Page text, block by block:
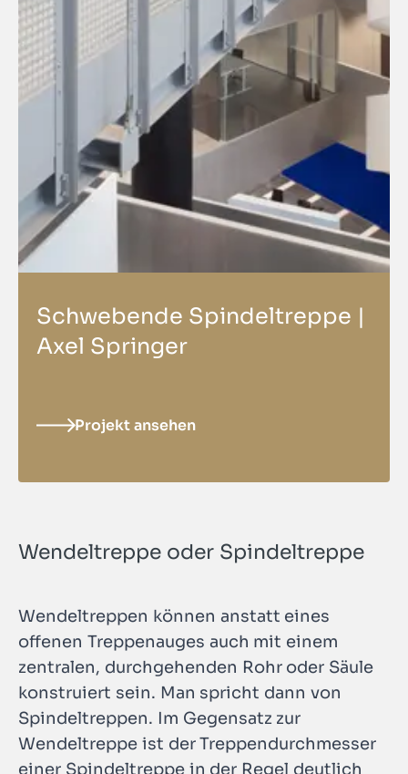
Schwebende Spindeltreppe |
Axel Springer
Projekt ansehen
Wendeltreppe oder Spindeltreppe
Wendeltreppen können anstatt eines
offenen Treppenauges auch mit einem
zentralen, durchgehenden Rohr oder Säule
konstruiert sein. Man spricht dann von
Spindeltreppen. Im Gegensatz zur
Wendeltreppe ist der Treppendurchmesser
einer Spindeltreppe in der Regel deutlich